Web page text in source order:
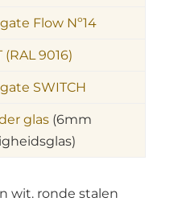
Flow Nº14
(RAL 9016)
SWITCH
glas(6mm